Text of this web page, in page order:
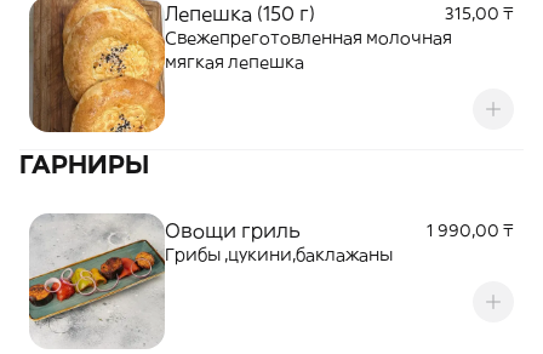
Лепешка (150 г)
315,00 ₸
Свежепреготовленная молочная
мягкая лепешка
ГАРНИРЫ
Овощи гриль
1 990,00 ₸
Грибы ,цукини,баклажаны